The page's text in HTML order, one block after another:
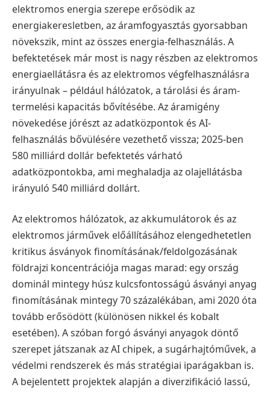
elektromos energia szerepe erősödik az
energiakeresletben, az áramfogyasztás gyorsabban
növekszik, mint az összes energia-felhasználás. A
befektetések már most is nagy részben az elektromos
energiaellátásra és az elektromos végfelhasználásra
irányulnak – például hálózatok, a tárolási és áram-
termelési kapacitás bővítésébe. Az áramigény
növekedése jórészt az adatközpontok és AI-
felhasználás bővülésére vezethető vissza; 2025-ben
580 milliárd dollár befektetés várható
adatközpontokba, ami meghaladja az olajellátásba
irányuló 540 milliárd dollárt.
Az elektromos hálózatok, az akkumulátorok és az
elektromos járművek előállításához elengedhetetlen
kritikus ásványok finomításának/feldolgozásának
földrajzi koncentrációja magas marad: egy ország
dominál mintegy húsz kulcsfontosságú ásványi anyag
finomításának mintegy 70 százalékában, ami 2020 óta
tovább erősödött (különösen nikkel és kobalt
esetében). A szóban forgó ásványi anyagok döntő
szerepet játszanak az AI chipek, a sugárhajtóművek, a
védelmi rendszerek és más stratégiai iparágakban is.
A bejelentett projektek alapján a diverzifikáció lassú,